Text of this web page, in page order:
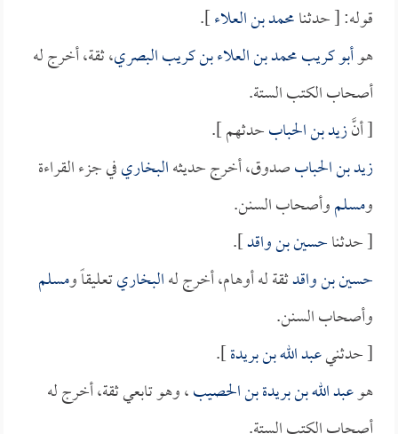
قوله: [ حدثنامحمد بن العلاء].
هوأبو كريب محمد بن العلاء بن كريب البصري، ثقة، أخرج له
أصحاب الكتب الستة.
[ أنَّزيد بن الحبابحدثهم ].
زيد بن الحبابصدوق، أخرج حديثهالبخاريفي جزء القراءة
ومسلموأصحاب السنن.
[ حدثناحسين بن واقد].
حسين بن واقدثقة له أوهام، أخرج لهالبخاريتعليقاً ومسلم
وأصحاب السنن.
[ حدثنيعبد الله بن بريدة].
هوعبد الله بن بريدة بن الحصيب، وهو تابعي ثقة، أخرج له